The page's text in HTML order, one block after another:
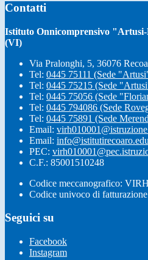
Contatti
Istituto Onnicomprensivo
(VI)
Via Pralonghi, 5, 36076
Tel: 0445 75111 (Sede
Tel: 0445 75215 (Sede
Tel: 0445 75056 (Sede
Tel: 0445 794086 (Sede
Tel: 0445 75891 (Sede
Email:
Email:
PEC:
C.F.: 85001510248
Codice meccanografico:
Codice univoco di
Seguici su
Facebook
Instagram